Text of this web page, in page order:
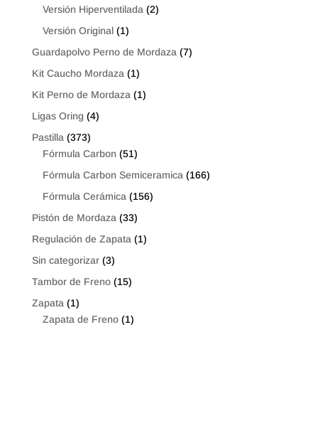
Versión Hiperventilada (2)
Versión Original (1)
Guardapolvo Perno de Mordaza (7)
Kit Caucho Mordaza (1)
Kit Perno de Mordaza (1)
Ligas Oring (4)
Pastilla (373)
Fórmula Carbon (51)
Fórmula Carbon Semiceramica (166)
Fórmula Cerámica (156)
Pistón de Mordaza (33)
Regulación de Zapata (1)
Sin categorizar (3)
Tambor de Freno (15)
Zapata (1)
Zapata de Freno (1)